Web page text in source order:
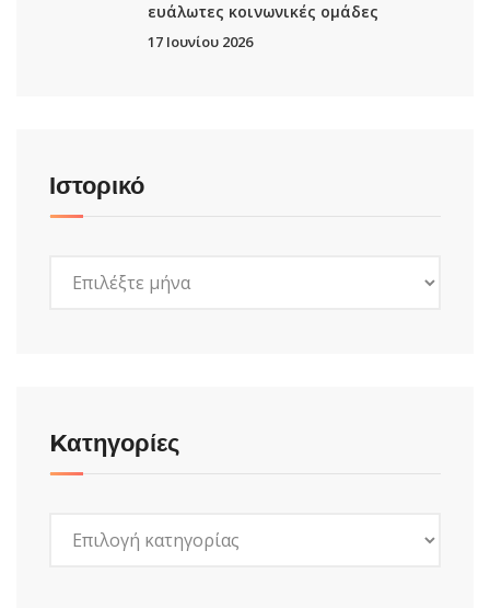
ευάλωτες κοινωνικές ομάδες
17 Ιουνίου 2026
Ιστορικό
Kατηγορίες